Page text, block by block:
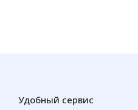
Удобный сервис